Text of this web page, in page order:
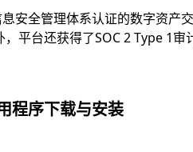
安全管理体系认证的数字资
平台还获得了SOC 2 Type 1
程序下载与安装